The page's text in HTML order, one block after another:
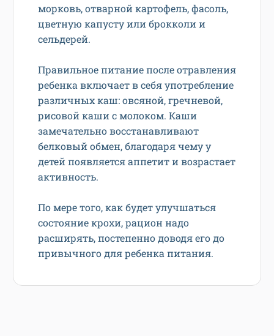
морковь, отварной картофель, фасоль,
цветную капусту или брокколи и
сельдерей.
Правильное питание после отравления
ребенка включает в себя употребление
различных каш: овсяной, гречневой,
рисовой каши с молоком. Каши
замечательно восстанавливают
белковый обмен, благодаря чему у
детей появляется аппетит и возрастает
активность.
По мере того, как будет улучшаться
состояние крохи, рацион надо
расширять, постепенно доводя его до
привычного для ребенка питания.